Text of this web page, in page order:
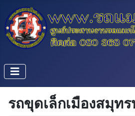
รถขุดเล็กเมืองสมุทร